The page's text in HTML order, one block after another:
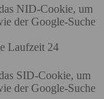
NID-Cookie, um
der Google-Suche
Laufzeit 24
SID-Cookie, um
der Google-Suche